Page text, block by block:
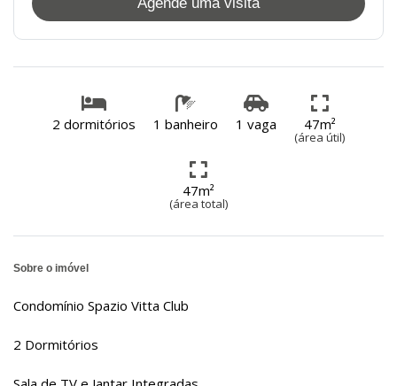
2 dormitórios 1 banheiro 1 vaga 47m²
(área útil)
47m²
(área total)
Sobre o imóvel
Condomínio Spazio Vitta Club
2 Dormitórios